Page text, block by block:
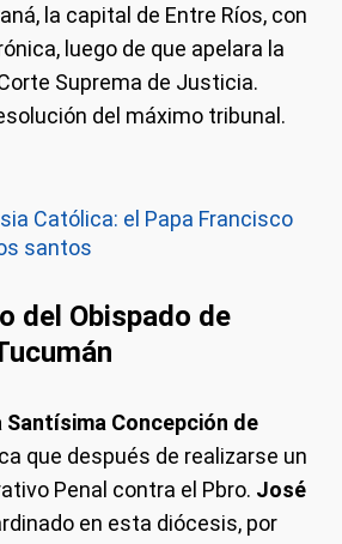
la capital de Entre Ríos, con
luego de que apelara la
Suprema de Justicia.
del máximo tribunal.
Católica: el Papa Francisco
santos
del Obispado de
Santísima Concepción de
que después de realizarse un
Penal contra el Pbro. José
en esta diócesis, por